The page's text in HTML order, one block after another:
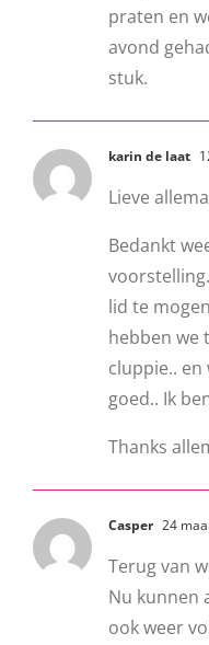
praten en
avond
stuk.
karin de laat
Lieve
Bedankt
lid te
hebben we
cluppie..
goed.. Ik
Thanks
Casper 24
Terug van
Nu kunnen
ook weer